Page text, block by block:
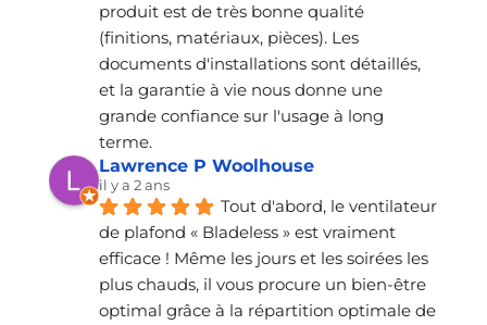
produit est de très bonne qualité
(finitions, matériaux, pièces). Les
documents d'installations sont détaillés,
et la garantie à vie nous donne une
grande confiance sur l'usage à long
terme.
Lawrence P Woolhouse
il y a 2 ans
Tout d'abord, le ventilateur
de plafond « Bladeless » est vraiment
efficace ! Même les jours et les soirées les
plus chauds, il vous procure un bien-être
optimal grâce à la répartition optimale de